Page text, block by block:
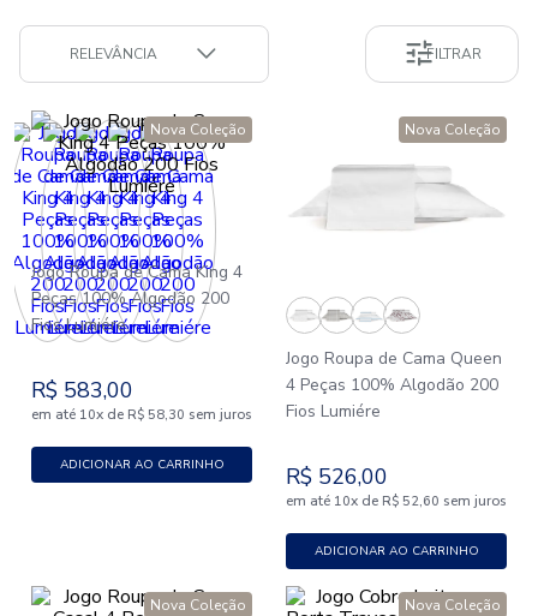
RELEVÂNCIA FILTRAR
Nova Coleção
Jogo Roupa de Cama King 4
Peças 100% Algodão 200
Fios Lumiére
R$ 583,00
em até 10x de R$ 58,30 sem juros
ADICIONAR AO CARRINHO
Nova Coleção
Jogo Roupa de Cama Queen
4 Peças 100% Algodão 200
Fios Lumiére
R$ 526,00
em até 10x de R$ 52,60 sem juros
ADICIONAR AO CARRINHO
Nova Coleção Nova Coleção